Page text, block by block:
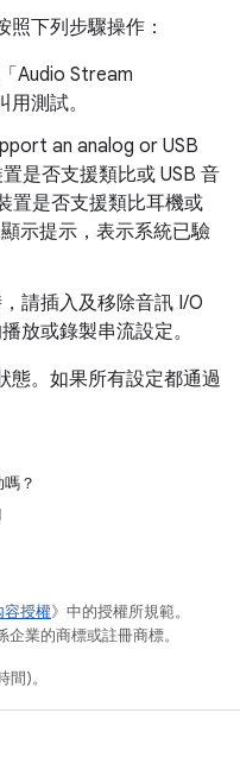
下列步驟操作：
Audio Stream
用測試。
an analog or USB
是否支援類比或 USB 音
置是否支援類比耳機或
示提示，表示系統已驗
請插入及移除音訊 I/O
放或錄製串流設定。
態。如果所有設定都通過
？
容授權》中的授權所規範。
業的商標或註冊商標。
)。